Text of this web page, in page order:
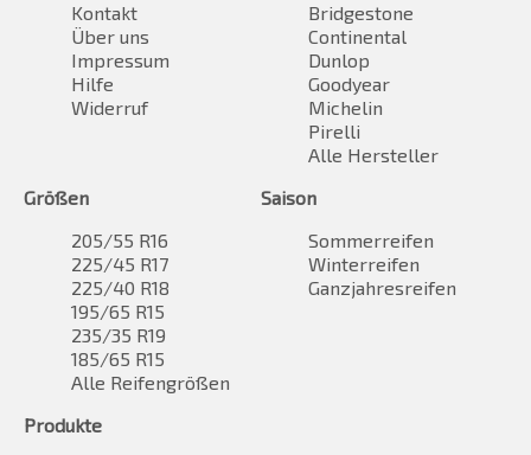
Kontakt
Über uns
Impressum
Hilfe
Widerruf
Bridgestone
Continental
Dunlop
Goodyear
Michelin
Pirelli
Alle Hersteller
Größen
205/55 R16
225/45 R17
225/40 R18
195/65 R15
235/35 R19
185/65 R15
Alle Reifengrößen
Saison
Sommerreifen
Winterreifen
Ganzjahresreifen
Produkte